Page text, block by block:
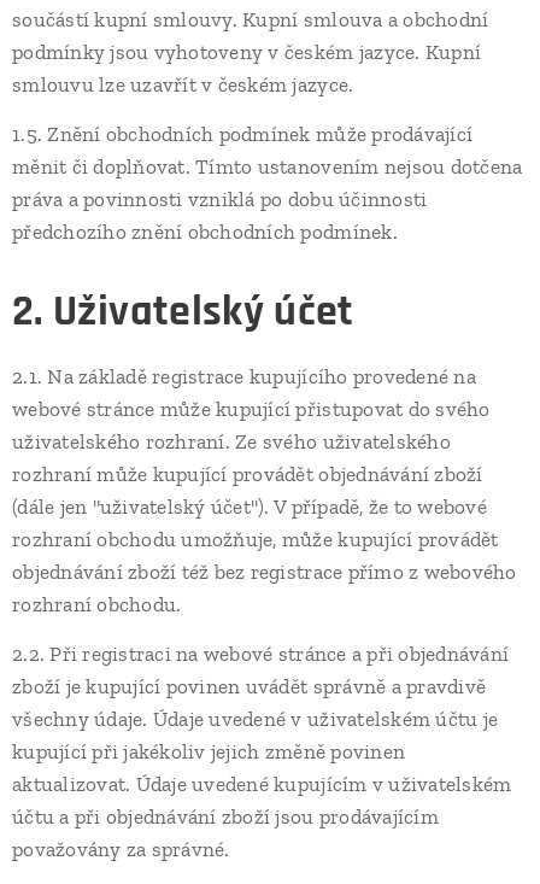
součástí kupní smlouvy. Kupní smlouva a obchodní
podmínky jsou vyhotoveny v českém jazyce. Kupní
smlouvu lze uzavřít v českém jazyce.
1.5. Znění obchodních podmínek může prodávající
měnit či doplňovat. Tímto ustanovením nejsou dotčena
práva a povinnosti vzniklá po dobu účinnosti
předchozího znění obchodních podmínek.
2. Uživatelský účet
2.1. Na základě registrace kupujícího provedené na
webové stránce může kupující přistupovat do svého
uživatelského rozhraní. Ze svého uživatelského
rozhraní může kupující provádět objednávání zboží
(dále jen "uživatelský účet"). V případě, že to webové
rozhraní obchodu umožňuje, může kupující provádět
objednávání zboží též bez registrace přímo z webového
rozhraní obchodu.
2.2. Při registraci na webové stránce a při objednávání
zboží je kupující povinen uvádět správně a pravdivě
všechny údaje. Údaje uvedené v uživatelském účtu je
kupující při jakékoliv jejich změně povinen
aktualizovat. Údaje uvedené kupujícím v uživatelském
účtu a při objednávání zboží jsou prodávajícím
považovány za správné.